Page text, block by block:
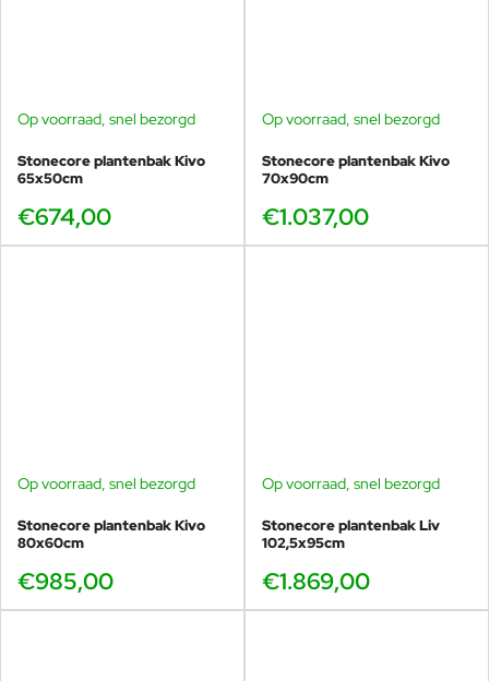
Op voorraad, snel bezorgd
Stonecore plantenbak Kivo
65x50cm
€674,00
Op voorraad, snel bezorgd
Stonecore plantenbak Kivo
70x90cm
€1.037,00
Op voorraad, snel bezorgd
Stonecore plantenbak Kivo
80x60cm
€985,00
Op voorraad, snel bezorgd
Stonecore plantenbak Liv
102,5x95cm
€1.869,00